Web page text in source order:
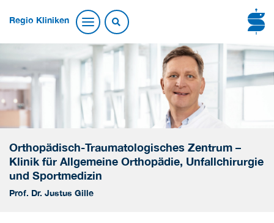
Regio Kliniken
Orthopädisch-Traumatologisches Zentrum –
Klinik für Allgemeine Orthopädie, Unfallchirurgie
und Sportmedizin
Prof. Dr. Justus Gille